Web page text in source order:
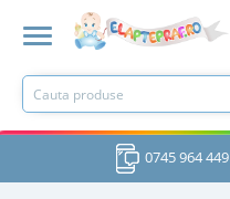
0745 964 449